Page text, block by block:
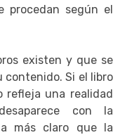
procedan según el
existen y que se
contenido. Si el libro
refleja una realidad
con la
más claro que la